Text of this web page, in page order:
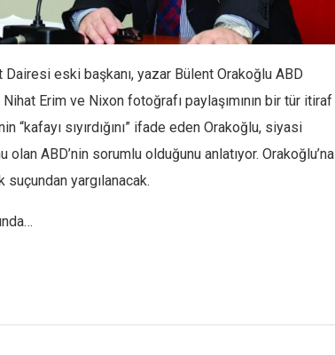
eski başkanı, yazar Bülent Orakoğlu ABD
Erim ve Nixon fotoğrafı paylaşımının bir tür itiraf
“kafayı sıyırdığını” ifade eden Orakoğlu, siyasi
ABD’nin sorumlu olduğunu anlatıyor. Orakoğlu’na
yargılanacak.